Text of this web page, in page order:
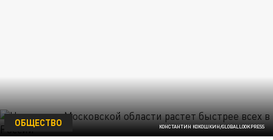
КОНСТАНТИН КОКОШКИН/GLOBALLOOKPRESS
ОБЩЕСТВО